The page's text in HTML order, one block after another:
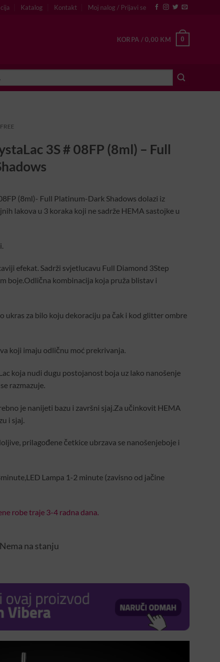
Katalog Kontakt Moj nalog / Prijavi se
KORPA /0,00 KM 0
3S # 08FP (8ml) – Full
(8ml)- Full Platinum-Dark Shadows dolazi iz
lakova u 3 koraka koji ne sadrže HEMA sastojke u
efekat. Sadrži svjetlucavu Full Diamond 3Step
boje.Odlična kombinacija koja pruža blistav i
ukras za bilo koju dekoraciju pa čak i kod glitter ombre
koji imaju odličnu moć prekrivanja.
koja nudi dugu postojanost boja uz lako nanošenje
razmazuje.
je nanijeti bazu i završni sjaj.Za učinkovit HEMA
i sjaj.
prilagođene četkice ubrzava se nanošenjeboje i
Lampa 1-2 minute (zavisno od jačine
robe traje 3-4 radna dana.
KM.
Nema na stanju